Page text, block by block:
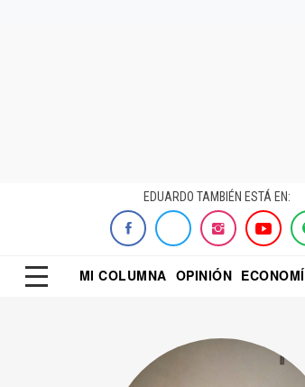
EDUARDO TAMBIÉN ESTÁ EN:
MI COLUMNA OPINIÓN